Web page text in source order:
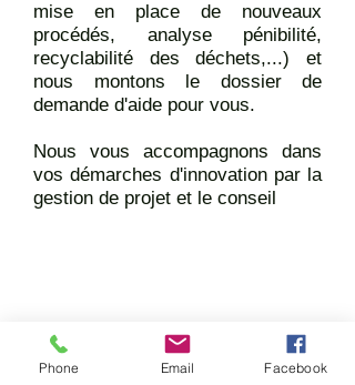
mise en place de nouveaux
procédés, analyse pénibilité,
recyclabilité des déchets,...) et
nous montons le dossier de
demande d'aide pour vous.
Nous vous accompagnons dans
vos démarches d'innovation par la
gestion de projet et le conseil
Phone Email Facebook